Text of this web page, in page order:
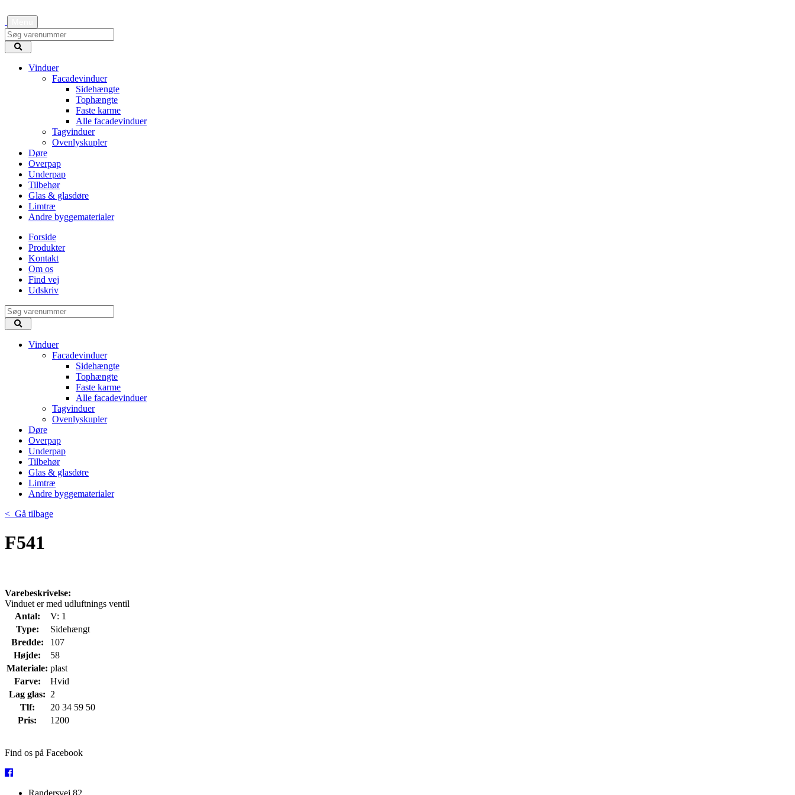
Vinduer
Facadevinduer
Sidehængte
Tophængte
Faste karme
Alle facadevinduer
Tagvinduer
Ovenlyskupler
Døre
Overpap
Underpap
Tilbehør
Glas & glasdøre
Limtræ
Andre byggematerialer
Forside
Produkter
Kontakt
Om os
Find vej
Udskriv
Vinduer
Facadevinduer
Sidehængte
Tophængte
Faste karme
Alle facadevinduer
Tagvinduer
Ovenlyskupler
Døre
Overpap
Underpap
Tilbehør
Glas & glasdøre
Limtræ
Andre byggematerialer
< Gå tilbage
F541
Varebeskrivelse:
Vinduet er med udluftnings ventil
Antal:
V: 1
Type:
Sidehængt
Bredde:
107
Højde:
58
Materiale: plast
Farve:
Hvid
Lag glas: 2
Tlf:
20 34 59 50
Pris:
1200
Find os på Facebook
Randersvej 82